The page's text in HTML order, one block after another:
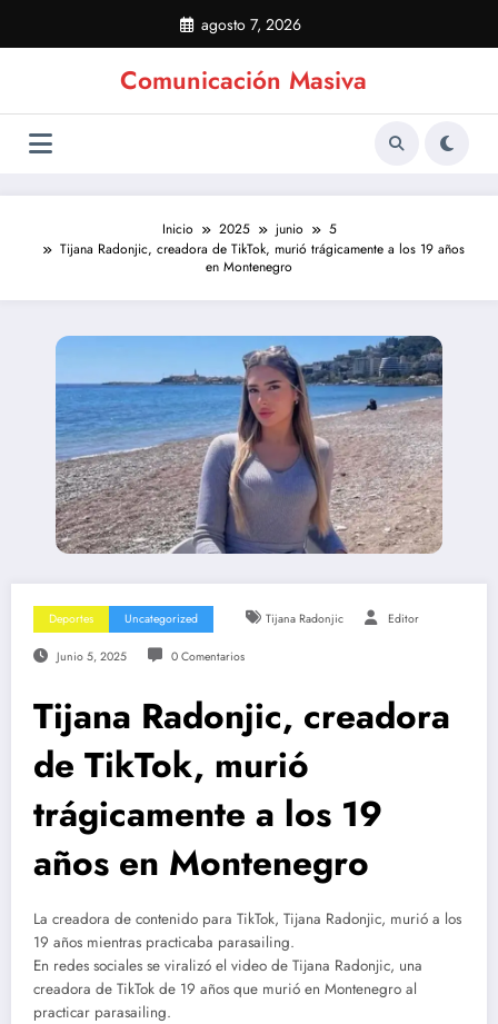
contenido
agosto 7, 2026
Comunicación Masiva
Inicio 2025 junio
5
Tijana Radonjic, creadora de TikTok, murió trágicamente a los 19 años
en Montenegro
Deportes Uncategorized Tijana Radonjic Editor
Junio 5, 2025 0 Comentarios
Tijana Radonjic, creadora
de TikTok, murió
trágicamente a los 19
años en Montenegro
La creadora de contenido para TikTok, Tijana Radonjic, murió a los
19 años mientras practicaba parasailing.
En redes sociales se viralizó el video de Tijana Radonjic, una
creadora de TikTok de 19 años que murió en Montenegro al
practicar parasailing.